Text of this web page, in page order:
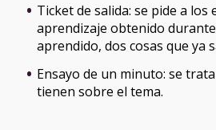
Ticket de salida: se pide a
aprendizaje obtenido
aprendido, dos cosas que ya
Ensayo de un minuto: se
tienen sobre el tema.